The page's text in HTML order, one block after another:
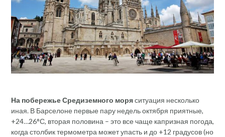
На побережье Средиземного моряситуация несколько
иная. В Барселоне первые пару недель октября приятные,
+24…26°С, вторая половина – это все чаще капризная погода,
когда столбик термометра может упасть и до +12 градусов (но